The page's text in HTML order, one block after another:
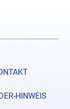
HINWEIS